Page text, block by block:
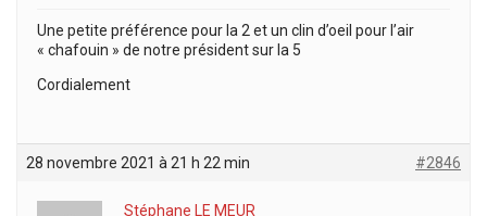
Une petite préférence pour la 2 et un clin d’oeil pour l’air
« chafouin » de notre président sur la 5
Cordialement
28 novembre 2021 à 21 h 22 min #2846
Stéphane LE MEUR